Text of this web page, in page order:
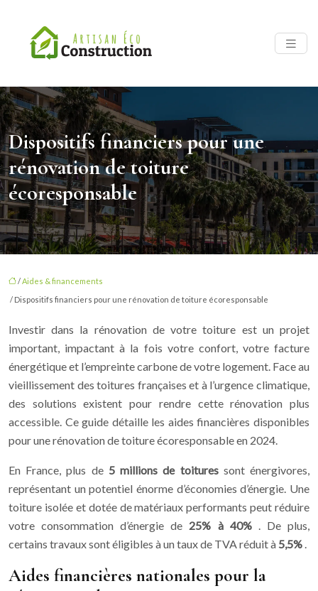
Dispositifs financiers pour une
rénovation de toiture
écoresponsable
/Aides & financements
/ Dispositifs financiers pour une rénovation de toiture écoresponsable
Investir dans la rénovation de votre toiture est un projet
important, impactant à la fois votre confort, votre facture
énergétique et l’empreinte carbone de votre logement. Face au
vieillissement des toitures françaises et à l’urgence climatique,
des solutions existent pour rendre cette rénovation plus
accessible. Ce guide détaille les aides financières disponibles
pour une rénovation de toiture écoresponsable en 2024.
En France, plus de 5 millions de toitures sont énergivores,
représentant un potentiel énorme d’économies d’énergie. Une
toiture isolée et dotée de matériaux performants peut réduire
votre consommation d’énergie de 25% à 40% . De plus,
certains travaux sont éligibles à un taux de TVA réduit à 5,5% .
Aides financières nationales pour la